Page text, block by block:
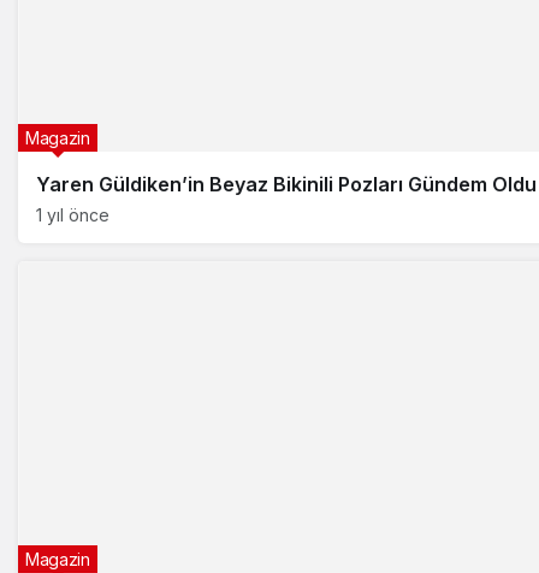
Yaren Güldiken’in Beyaz Bikinili Pozları Gündem Oldu
Magazin
1 yıl önce
Magazin